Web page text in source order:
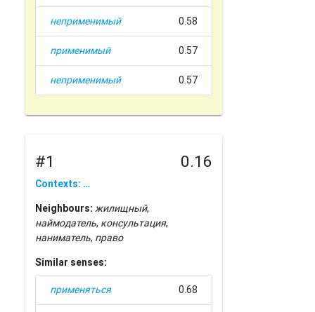
неприменимый 0.58
применимый 0.57
неприменимый 0.57
#1 0.16
Contexts: …
Neighbours: жилищный,
наймодатель, консультация,
наниматель, право
Similar senses:
применяться 0.68